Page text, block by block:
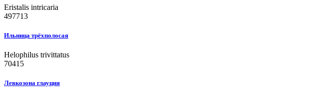
Eristalis intricaria
497713
Ильница трёхполосая
Helophilus trivittatus
70415
Левкозона глауция